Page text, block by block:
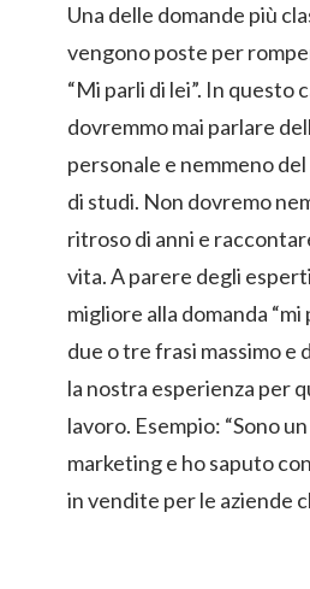
Una delle domande più
vengono poste per
“Mi parli di lei”. In questo
dovremmo mai parlare
personale e nemmeno
di studi. Non dovremo
ritroso di anni e
vita. A parere degli
migliore alla domanda “mi
due o tre frasi massimo e
la nostra esperienza per
lavoro. Esempio: “Sono
marketing e ho saputo
in vendite per le aziende